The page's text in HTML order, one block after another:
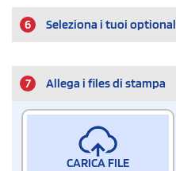
6 Seleziona i tuoi optional
7 Allega i files di stampa
CARICA FILE